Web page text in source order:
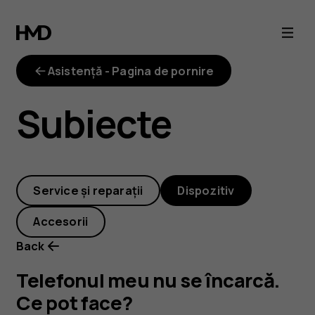
Telefonul
meu
nu
se
încarcă.
Ce
pot
face?
Asistență - Pagina de pornire
Subiecte
Service și reparații Dispozitiv
Accesorii
Back
Telefonul meu nu se încarcă.
Ce pot face?